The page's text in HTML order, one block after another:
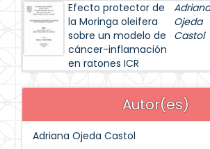
Efecto protector de
la Moringa oleifera
sobre un modelo de
cáncer-inflamación
en ratones ICR
Adriana
Ojeda
Castol
Autor(es)
Adriana Ojeda Castol